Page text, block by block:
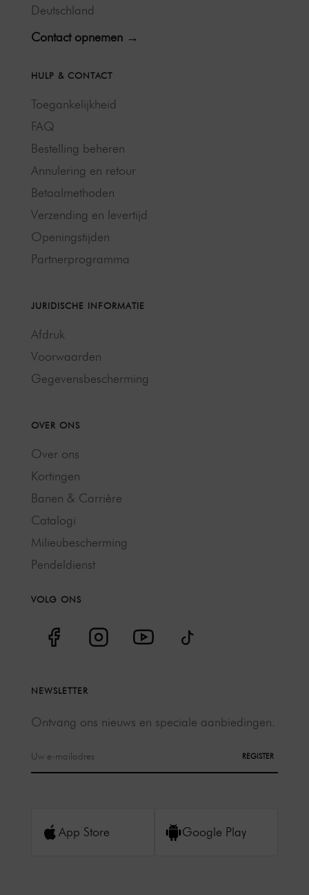
Deutschland
Contact opnemen →
HULP & CONTACT
Toegankelijkheid
FAQ
Bestelling beheren
Annulering en retour
Betaalmethoden
Verzending en levertijd
Openingstijden
Partnerprogramma
JURIDISCHE INFORMATIE
Afdruk
Voorwaarden
Gegevensbescherming
OVER ONS
Over ons
Kortingen
Banen & Carrière
Catalogi
Milieubescherming
Pendeldienst
VOLG ONS
NEWSLETTER
Ontvang ons nieuws en speciale aanbiedingen.
REGISTER
App Store Google Play